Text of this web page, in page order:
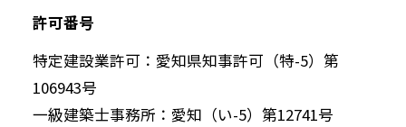
許可番号
特定建設業許可：愛知県知事許可（特-5）第
106943号
一級建築士事務所：愛知（い-5）第12741号